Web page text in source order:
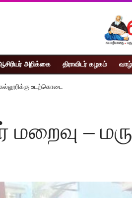
அறிக்கை திராவிடர் கழகம்
உடற்கொடை
–